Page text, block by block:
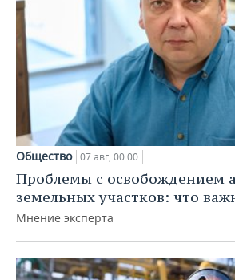
Общество 07 авг, 00:00
Проблемы с освобождением
земельных участков: что
Мнение эксперта